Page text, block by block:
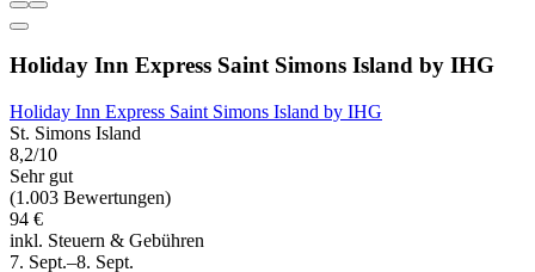
Holiday Inn Express Saint Simons Island by IHG
Holiday Inn Express Saint Simons Island by IHG
St. Simons Island
8,2/10
Sehr gut
(1.003 Bewertungen)
94 €
inkl. Steuern & Gebühren
7. Sept.–8. Sept.